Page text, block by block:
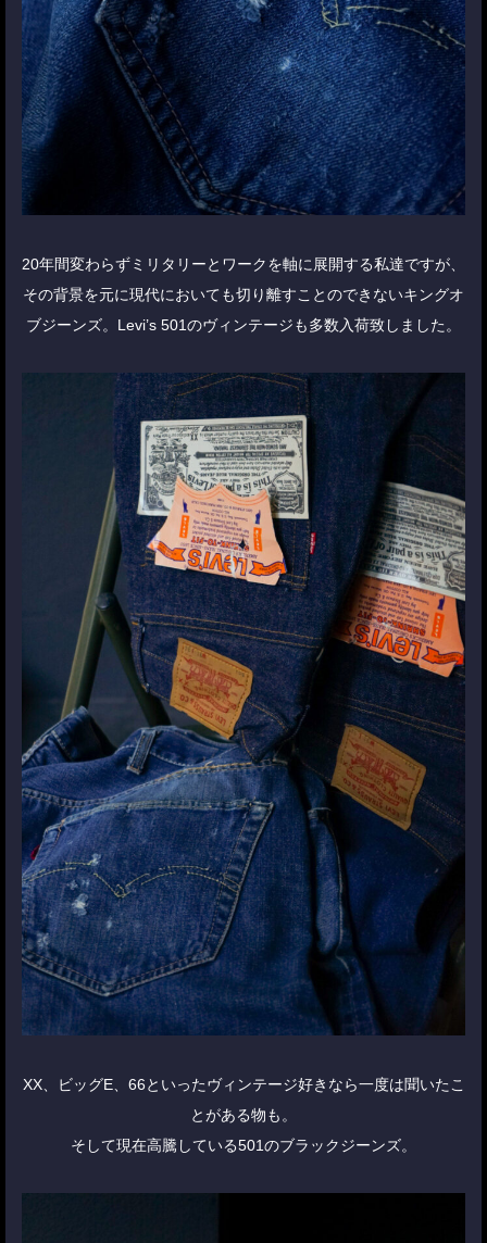
20年間変わらずミリタリーとワークを軸に展開する私達ですが、
その背景を元に現代においても切り離すことのできないキングオ
ブジーンズ。Levi’s 501のヴィンテージも多数入荷致しました。
XX、ビッグE、66といったヴィンテージ好きなら一度は聞いたこ
とがある物も。
そして現在高騰している501のブラックジーンズ。